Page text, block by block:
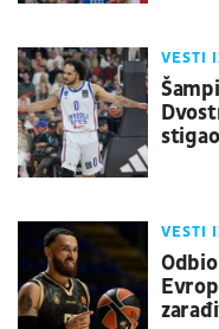
VESTI
VESTI